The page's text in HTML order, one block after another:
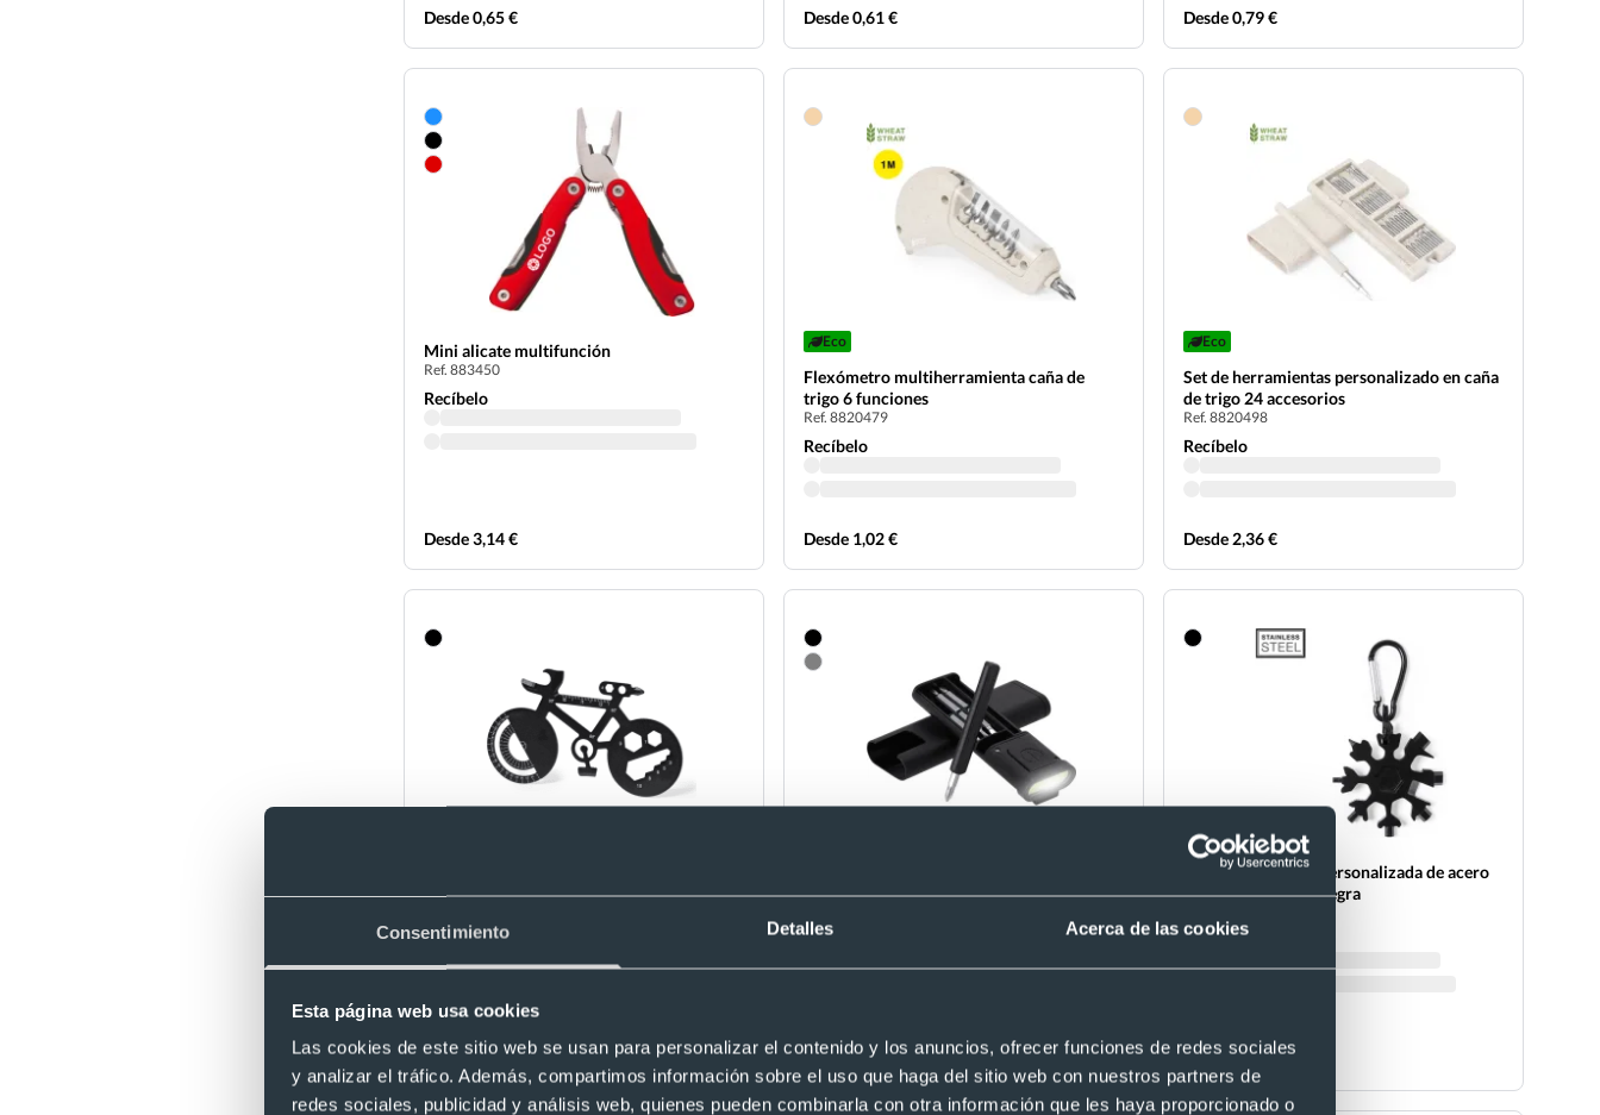
Consentimiento Detalles Acerca de las cookies
Esta página web usa cookies
Las cookies de este sitio web se usan para personalizar el contenido y los anuncios, ofrecer funciones de redes sociales
y analizar el tráfico. Además, compartimos información sobre el uso que haga del sitio web con nuestros partners de
redes sociales, publicidad y análisis web, quienes pueden combinarla con otra información que les haya proporcionado o
Desde 0,65 € Desde 0,61 € Desde 0,79 €
Mini alicate multifunción
Ref. 883450
Recíbelo
Desde 3,14 €
Eco
Flexómetro multiherramienta caña de
trigo 6 funciones
Ref. 8820479
Recíbelo
Desde 1,02 €
Eco
Set de herramientas personalizado en caña
de trigo 24 accesorios
Ref. 8820498
Recíbelo
Desde 2,36 €
acero inox 16 funciones
Recíbelo
Desde 0,54 €
LED y 6 herramientas
Recíbelo
Desde 1,71 €
Multiherramienta personalizada de acero
inox 17 funciones negra
Recíbelo
Desde 1,57 €